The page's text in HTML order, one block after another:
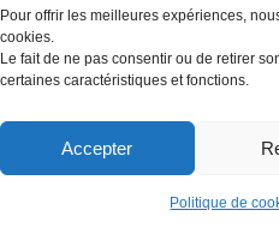
Pour offrir les meilleures expériences,
cookies.
Le fait de ne pas consentir ou de retirer
certaines caractéristiques et fonctions.
Accepter
Politique de